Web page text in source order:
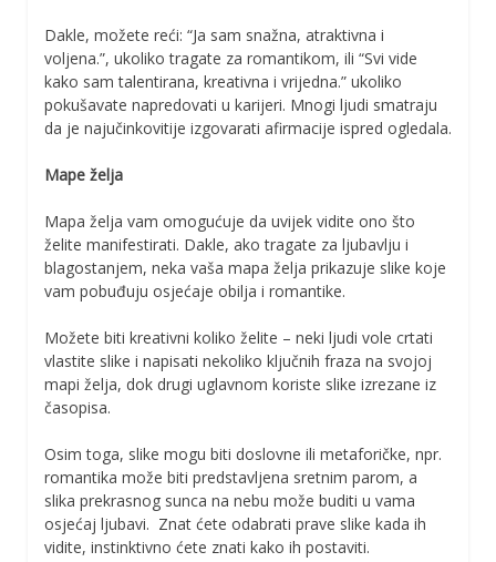
Dakle, možete reći: “Ja sam snažna, atraktivna i
voljena.”, ukoliko tragate za romantikom, ili “Svi vide
kako sam talentirana, kreativna i vrijedna.” ukoliko
pokušavate napredovati u karijeri. Mnogi ljudi smatraju
da je najučinkovitije izgovarati afirmacije ispred ogledala.
Mape želja
Mapa želja vam omogućuje da uvijek vidite ono što
želite manifestirati. Dakle, ako tragate za ljubavlju i
blagostanjem, neka vaša mapa želja prikazuje slike koje
vam pobuđuju osjećaje obilja i romantike.
Možete biti kreativni koliko želite – neki ljudi vole crtati
vlastite slike i napisati nekoliko ključnih fraza na svojoj
mapi želja, dok drugi uglavnom koriste slike izrezane iz
časopisa.
Osim toga, slike mogu biti doslovne ili metaforičke, npr.
romantika može biti predstavljena sretnim parom, a
slika prekrasnog sunca na nebu može buditi u vama
osjećaj ljubavi. Znat ćete odabrati prave slike kada ih
vidite, instinktivno ćete znati kako ih postaviti.